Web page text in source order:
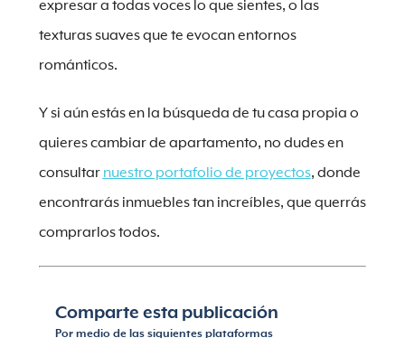
expresar a todas voces lo que sientes, o las
texturas suaves que te evocan entornos
románticos.
Y si aún estás en la búsqueda de tu casa propia o
quieres cambiar de apartamento, no dudes en
consultar nuestro portafolio de proyectos, donde
encontrarás inmuebles tan increíbles, que querrás
comprarlos todos.
Comparte esta publicación
Por medio de las siguientes plataformas